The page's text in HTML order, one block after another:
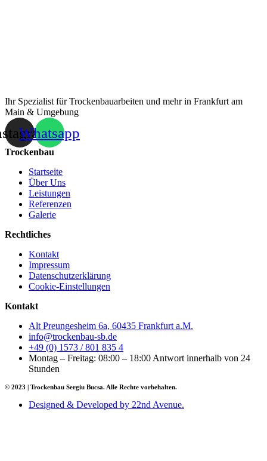
Ihr Spezialist für Trockenbauarbeiten und mehr in Frankfurt am
Main & Umgebung
Whatsapp
Trockenbau
Startseite
Über Uns
Leistungen
Referenzen
Galerie
Rechtliches
Kontakt
Impressum
Datenschutzerklärung
Cookie-Einstellungen
Kontakt
Alt Preungesheim 6a, 60435 Frankfurt a.M.
info@trockenbau-sb.de
+49 (0) 1573 / 801 835 4
Montag – Freitag: 08:00 – 18:00 Antwort innerhalb von 24
Stunden
© 2023 | Trockenbau Sergiu Bucsa. Alle Rechte vorbehalten.
Designed & Developed by 22nd Avenue.